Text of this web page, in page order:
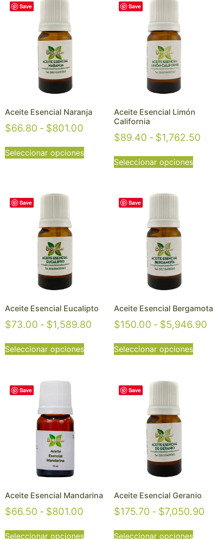
Save
Aceite Esencial Naranja
$66.80 - $801.00
Seleccionar opciones
Save
Aceite Esencial Limón
California
$89.40 - $1,762.50
Seleccionar opciones
Save
Aceite Esencial Eucalipto
$73.00 - $1,589.80
Seleccionar opciones
Save
Aceite Esencial Bergamota
$150.00 - $5,946.90
Seleccionar opciones
Save
Aceite Esencial Mandarina
$66.50 - $801.00
Seleccionar opciones
Save
Aceite Esencial Geranio
$175.70 - $7,050.90
Seleccionar opciones